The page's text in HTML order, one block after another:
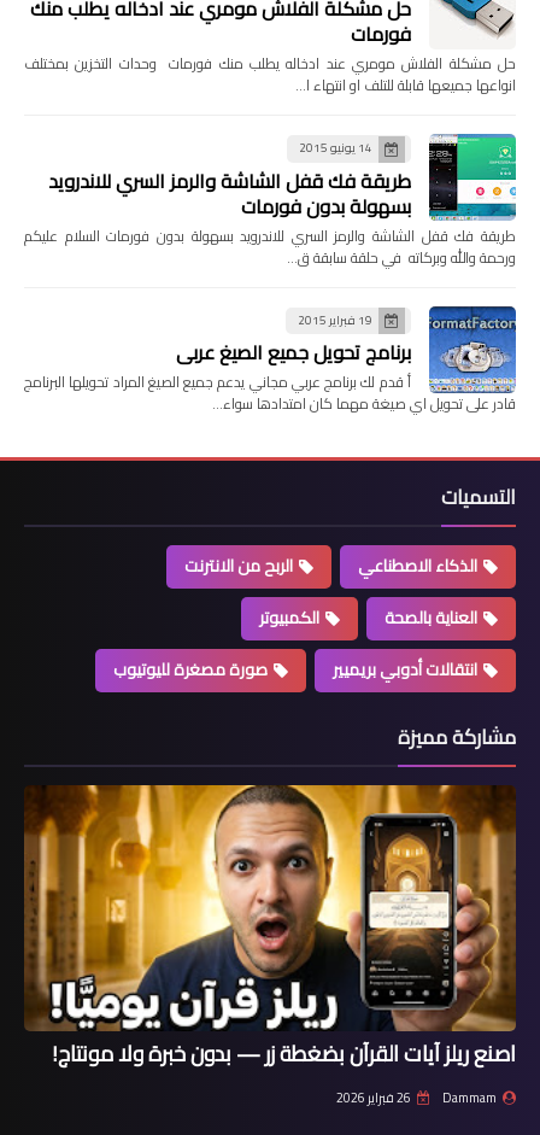
حل مشكلة الفلاش مومري عند ادخاله يطلب منك
فورمات
حل مشكلة الفلاش مومري عند ادخاله يطلب منك فورمات وحدات التخزين بمختلف
انواعها جميعها قابلة للتلف او انتهاء ا…
14 يونيو 2015
طريقة فك قفل الشاشة والرمز السري للاندرويد
بسهولة بدون فورمات
طريقة فك قفل الشاشة والرمز السري للاندرويد بسهولة بدون فورمات السلام عليكم
ورحمة والله وبركاته في حلقة سابقة ق…
19 فبراير 2015
برنامج تحويل جميع الصيغ عربي
أ قدم لك برنامج عربي مجاني يدعم جميع الصيغ المراد تحويلها البرنامج
قادر على تحويل اي صيغة مهما كان امتدادها سواء…
التسميات
الذكاء الاصطناعي
الربح من الانترنت
العناية بالصحة
الكمبيوتر
انتقالات أدوبي بريميير
صورة مصغرة لليوتيوب
مشاركة مميزة
اصنع ريلز آيات القرآن بضغطة زر — بدون خبرة ولا مونتاج!
Dammam 26 فبراير 2026